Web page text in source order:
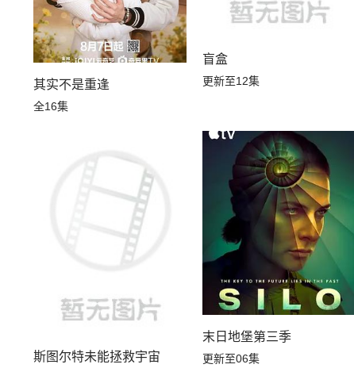
其实不是重逢
全16集
盲盒
更新至12集
斯图尔特未能拯救宇宙
末日地堡第三季
更新至06集